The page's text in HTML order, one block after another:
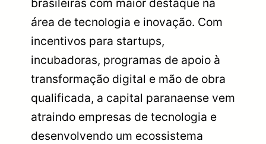
brasileiras com maior destaque na
área de tecnologia e inovação. Com
incentivos para startups,
incubadoras, programas de apoio à
transformação digital e mão de obra
qualificada, a capital paranaense vem
atraindo empresas de tecnologia e
desenvolvendo um ecossistema